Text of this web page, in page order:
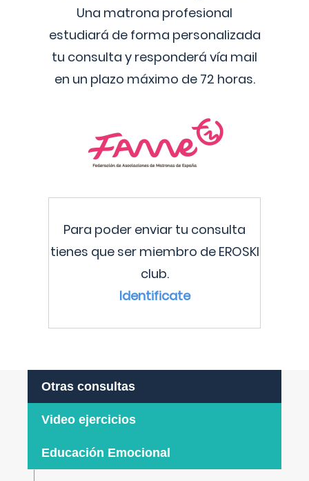
Una matrona profesional
estudiará de forma personalizada
tu consulta y responderá vía mail
en un plazo máximo de 72 horas.
Para poder enviar tu consulta
tienes que ser miembro de EROSKI
club.
Identificate
Otras consultas
Video ejercicios
Educación Emocional